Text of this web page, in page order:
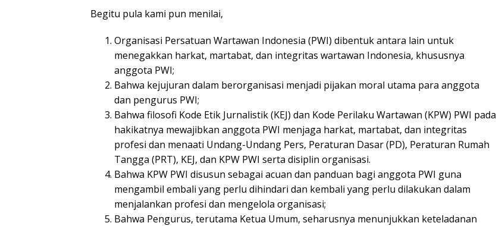
Begitu pula kami pun menilai,
Organisasi Persatuan Wartawan Indonesia (PWI) dibentuk antara lain untuk
menegakkan harkat, martabat, dan integritas wartawan Indonesia, khususnya
anggota PWI;
Bahwa kejujuran dalam berorganisasi menjadi pijakan moral utama para anggota
dan pengurus PWI;
Bahwa filosofi Kode Etik Jurnalistik (KEJ) dan Kode Perilaku Wartawan (KPW) PWI pada
hakikatnya mewajibkan anggota PWI menjaga harkat, martabat, dan integritas
profesi dan menaati Undang-Undang Pers, Peraturan Dasar (PD), Peraturan Rumah
Tangga (PRT), KEJ, dan KPW PWI serta disiplin organisasi.
Bahwa KPW PWI disusun sebagai acuan dan panduan bagi anggota PWI guna
mengambil embali yang perlu dihindari dan kembali yang perlu dilakukan dalam
menjalankan profesi dan mengelola organisasi;
Bahwa Pengurus, terutama Ketua Umum, seharusnya menunjukkan keteladanan